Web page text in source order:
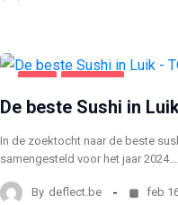
De beste Sushi in
In de zoektocht naar de beste
samengesteld voor het jaar 2024.…
By deflect.be feb